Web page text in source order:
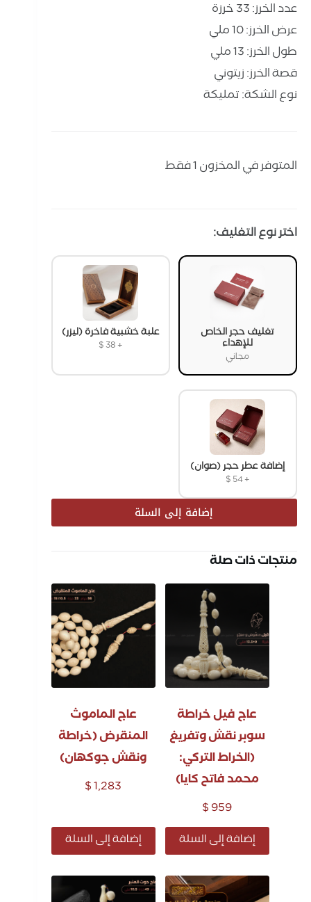
عدد الخرز: 33 خرزة
عرض الخرز: 10 ملي
طول الخرز: 13 ملي
قصة الخرز: زيتوني
نوع الشكة: تمليكة
المتوفر في المخزون 1 فقط
اختر نوع التغليف:
تغليف حجر الخاص
للإهداء
مجاني
علبة خشبية فاخرة (ليزر)
+
$38
إضافة عطر حجر (صوان)
+
$54
إضافة إلى السلة
منتجات ذات صلة
عاج فيل خراطة
سوبر نقش وتفريغ
(الخراط التركي:
محمد فاتح كايا)
$959
إضافة إلى السلة
عاج الماموث
المنقرض (خراطة
ونقش جوكهان)
$1,283
إضافة إلى السلة